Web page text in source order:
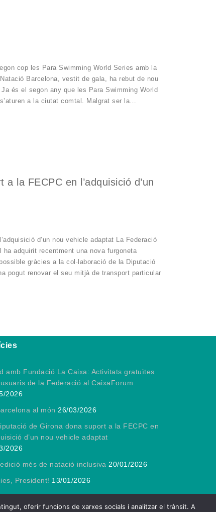
cop les Para Swimming World Series amb la
Barcelona, vestit de gala, ha rebut de nou
és el segon any que les Para Swimming World
a la ciutat comtal. Malgrat ser la…
la FECPC en l’adquisició d’un
d’un nou vehicle adaptat La Federació
adquirit recentment una nova furgoneta
gràcies a la col·laboració de la Diputació
pogut renovar el seu mitjà de transport particular
amb Fundació La Caixa: Activitats gratuïtes
de la Federació al CaixaForum
2026
al món 26/03/2026
de Girona dona suport a la FECPC en
d’un nou vehicle adaptat
2026
més de natació inclusiva 20/01/2026
President! 13/01/2026
oferir funcions de xarxes socials i analitzar el trànsit. A